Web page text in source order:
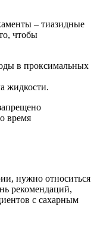
– тиазидные
чтобы
в проксимальных
жидкости.
время
нужно относиться
рекомендаций,
с сахарным